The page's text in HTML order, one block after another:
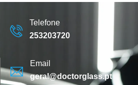
Telefone
253203720
Email
geral@doctorglass.pt